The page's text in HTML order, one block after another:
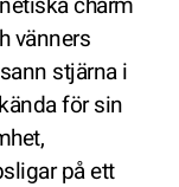
vänners
stjärna i
för sin
på ett